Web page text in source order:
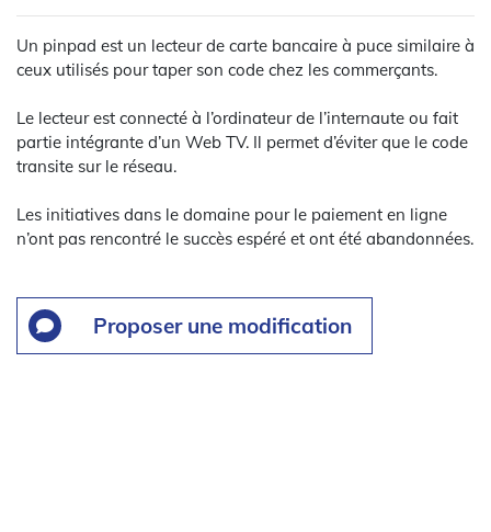
Un pinpad est un lecteur de carte bancaire à puce similaire à
ceux utilisés pour taper son code chez les commerçants.
Le lecteur est connecté à l’ordinateur de l’internaute ou fait
partie intégrante d’un Web TV. Il permet d’éviter que le code
transite sur le réseau.
Les initiatives dans le domaine pour le paiement en ligne
n’ont pas rencontré le succès espéré et ont été abandonnées.
Proposer une modification